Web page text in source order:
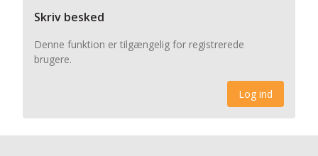
Skriv besked
Denne funktion er tilgængelig for registrerede
brugere.
Log ind